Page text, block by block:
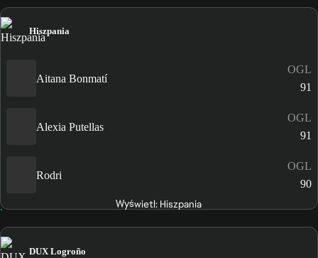
Hiszpania
Aitana Bonmatí
OGL
91
Alexia Putellas
OGL
91
Rodri
OGL
90
Wyświetl: Hiszpania
DUX Logroño